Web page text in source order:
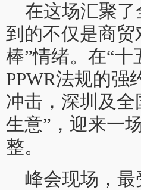
在这场汇聚
到的不仅是商
棒”情绪。在“
PPWR法规的强
冲击，深圳及
生意”，迎来一
整。
峰会现场，